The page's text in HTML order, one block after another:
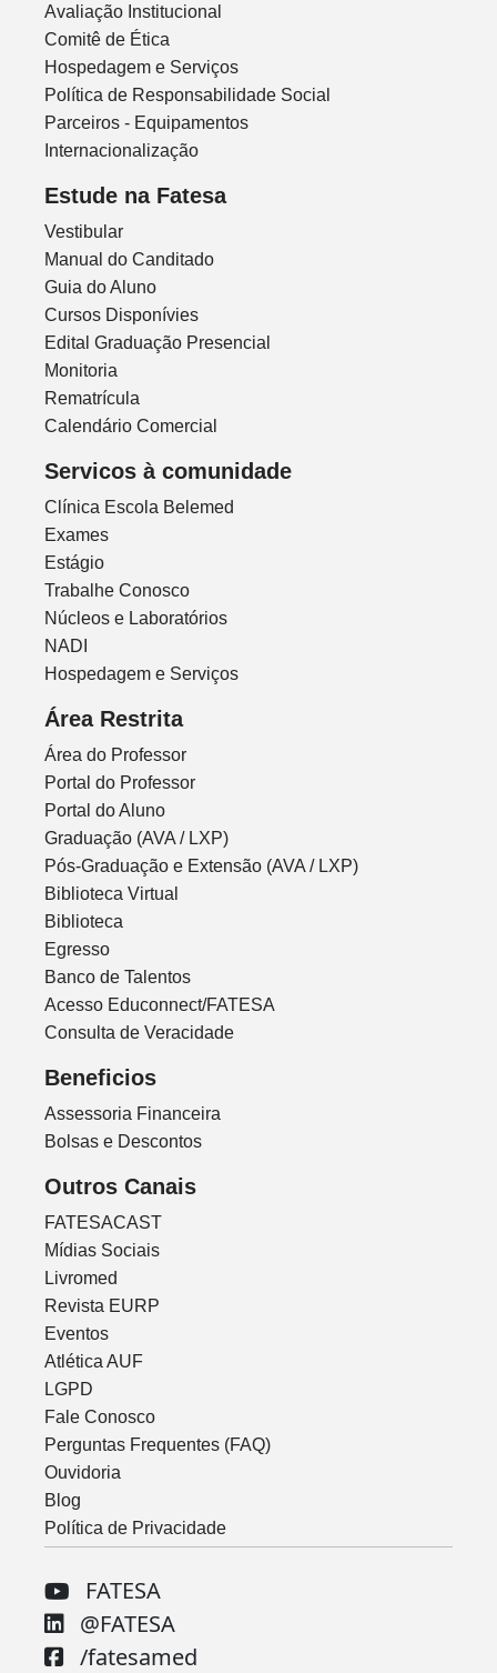
Avaliação Institucional
Comitê de Ética
Hospedagem e Serviços
Política de Responsabilidade Social
Parceiros - Equipamentos
Internacionalização
Estude na Fatesa
Vestibular
Manual do Canditado
Guia do Aluno
Cursos Disponívies
Edital Graduação Presencial
Monitoria
Rematrícula
Calendário Comercial
Servicos à comunidade
Clínica Escola Belemed
Exames
Estágio
Trabalhe Conosco
Núcleos e Laboratórios
NADI
Hospedagem e Serviços
Área Restrita
Área do Professor
Portal do Professor
Portal do Aluno
Graduação (AVA / LXP)
Pós-Graduação e Extensão (AVA / LXP)
Biblioteca Virtual
Biblioteca
Egresso
Banco de Talentos
Acesso Educonnect/FATESA
Consulta de Veracidade
Beneficios
Assessoria Financeira
Bolsas e Descontos
Outros Canais
FATESACAST
Mídias Sociais
Livromed
Revista EURP
Eventos
Atlética AUF
LGPD
Fale Conosco
Perguntas Frequentes (FAQ)
Ouvidoria
Blog
Política de Privacidade
FATESA
@FATESA
/fatesamed